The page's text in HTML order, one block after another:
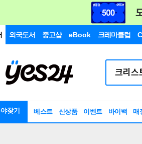
외국도서 중고샵 eBook 크레마클럽
찾기 베스트 신상품 이벤트 바이백 매